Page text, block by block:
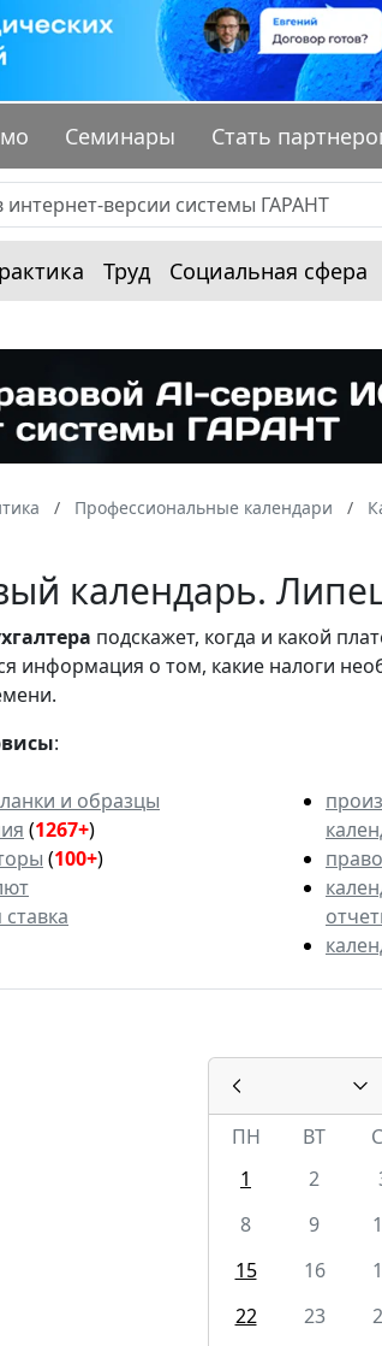
Семинары Стать
Труд Социальная сфера
Профессиональные календари
календарь.
подскажет, когда и какой
информация о том, какие налоги
:
и образцы
(1267+)
(100+)
ПН
ВТ
1
2
8
9
15
16
22
23